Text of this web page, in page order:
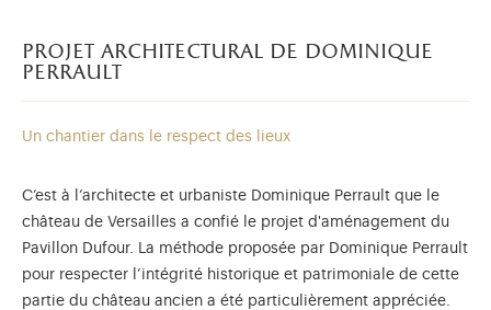
projet architectural de dominique
perrault
Un chantier dans le respect des lieux
C’est à l’architecte et urbaniste Dominique Perrault que le
château de Versailles a confié le projet d'aménagement du
Pavillon Dufour. La méthode proposée par Dominique Perrault
pour respecter l’intégrité historique et patrimoniale de cette
partie du château ancien a été particulièrement appréciée.